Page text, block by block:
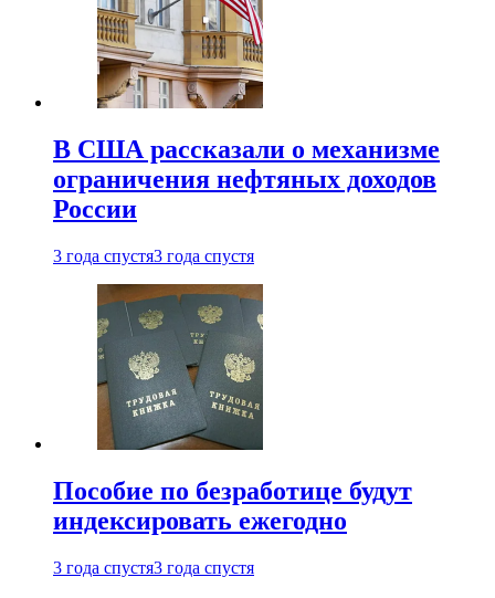
В США рассказали о механизме
ограничения нефтяных доходов
России
3 года спустя3 года спустя
Пособие по безработице будут
индексировать ежегодно
3 года спустя3 года спустя